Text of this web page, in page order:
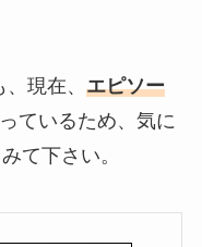
現在、 エピソー
ているため、気に
て下さい。